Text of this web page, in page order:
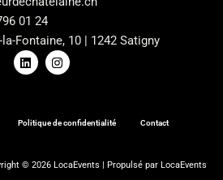
01 24
la-Fontaine, 10 | 1242 Satigny
L
i
n
d
i
I
n
s
g
r
Politique de confidentialité Contact
© 2026 LocaEvents | Propulsé par LocaEvents